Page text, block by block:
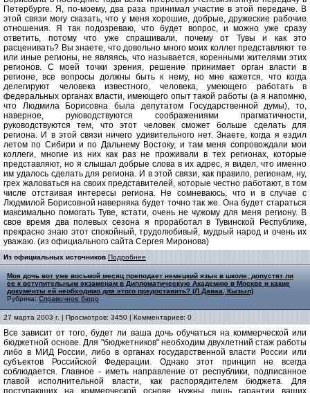
Петербурге. Я, по-моему, два раза принимал участие в этой передаче. В
этой связи могу сказать, что у меня хорошие, добрые, дружеские рабочие
отношения. Я так подозреваю, что будет вопрос, и можно уже сразу
ответить, потому что уже спрашивали, почему от Тувы и как это
расценивать? Вы знаете, что довольно много моих коллег представляют те
или иные регионы, не являясь, что называется, коренными жителями этих
регионов. С моей точки зрения, решение принимает орган власти в
регионе, все вопросы должны быть к нему, но мне кажется, что когда
делегируют человека известного, человека, умеющего работать в
федеральных органах власти, имеющего опыт такой работы (а я напомню,
что Людмила Борисовна была депутатом Государственной думы), то,
наверное, руководствуются соображениями прагматичности,
руководствуются тем, что этот человек сможет больше сделать для
региона. И в этой связи ничего удивительного нет. Знаете, когда я ездил
летом по Сибири и по Дальнему Востоку, и там меня сопровождали мои
коллеги, многие из них как раз не проживали в тех регионах, которые
представляют, но я слышал добрые слова в их адрес, я видел, что именно
им удалось сделать для региона. И в этой связи, как правило, регионам, ну,
грех жаловаться на своих представителей, которые честно работают, в том
числе отстаивая интересы региона. Не сомневаюсь, что и в случае с
Людмилой Борисовной наверняка будет точно так же. Она будет стараться
максимально помогать Туве, кстати, очень не чужому для меня региону. В
свое время два полевых сезона я проработал в Тувинской Республике,
прекрасно знаю этот спокойный, трудолюбивый, мудрый народ и очень их
уважаю. (из официального сайта Сергея Миронова)
Из официальных источников Подробнее
Моя дочь вот уже восьмой месяц преподает немецкий язык в школе, допустят ли
ее к вступительным экзаменам в Дипломатическую Академию в Москве и какие
документы ей необходимо для этого предоставить? (Л.Даваа, Кызыл)
Рубрика: Справочное бюро
27 марта 2003 г. | Просмотров: 3450 | Комментариев: 0
Все зависит от того, будет ли ваша дочь обучаться на коммерческой или
бюджетной основе. Для "бюджетников" необходим двухлетний стаж работы
либо в МИД России, либо в органах государственной власти России или
субъектов Российской Федерации. Однако этот принцип не всегда
соблюдается. Главное - иметь направление от республики, подписанное
главой исполнительной власти, как распорядителем бюджета. Для